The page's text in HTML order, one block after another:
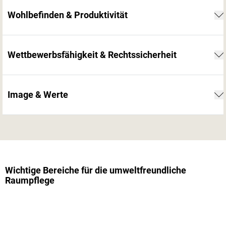
Wohlbefinden & Produktivität
Wettbewerbsfähigkeit & Rechtssicherheit
Image & Werte
Wichtige Bereiche für die umweltfreundliche
Raumpflege